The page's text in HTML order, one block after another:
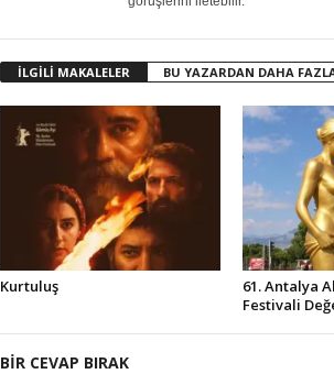
İLGİLİ MAKALELER BU YAZARDAN DAHA
Kurtuluş
61. Antalya
Festivali
BİR CEVAP BIRAK